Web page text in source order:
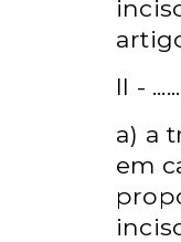
II -
a) a
em